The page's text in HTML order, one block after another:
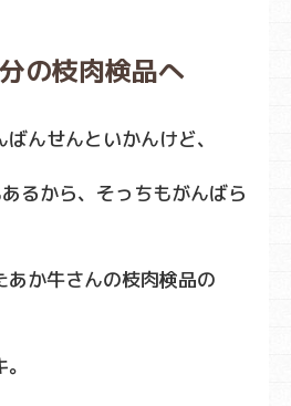
の枝肉検品へ
んせんといかんけど、
るから、そっちもがんばら
あか牛さんの枝肉検品の